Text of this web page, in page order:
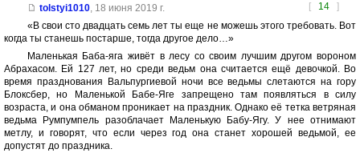
[ 14 ]
tolstyi1010, 18 июня 2019 г.
«В свои сто двадцать семь лет ты еще не можешь этого требовать. Вот
когда ты станешь постарше, тогда другое дело…»
Маленькая Баба-яга живёт в лесу со своим лучшим другом вороном
Абрахасом. Ей 127 лет, но среди ведьм она считается ещё девочкой. Во
время празднования Вальпургиевой ночи все ведьмы слетаются на гору
Блоксбер, но Маленькой Бабе-Яге запрещено там появляться в силу
возраста, и она обманом проникает на праздник. Однако её тетка ветряная
ведьма Румпумпель разоблачает Маленькую Бабу-Ягу. У нее отнимают
метлу, и говорят, что если через год она станет хорошей ведьмой, ее
допустят до праздника.